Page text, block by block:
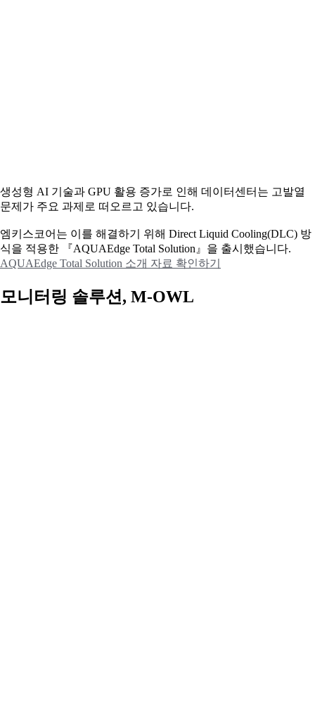
생성형 AI 기술과 GPU 활용 증가로 인해 데이터센터는 고발열
문제가 주요 과제로 떠오르고 있습니다.
엠키스코어는 이를 해결하기 위해 Direct Liquid Cooling(DLC) 방
식을 적용한 『AQUAEdge Total Solution』을 출시했습니다.
AQUAEdge Total Solution 소개 자료 확인하기
모니터링 솔루션, M-OWL